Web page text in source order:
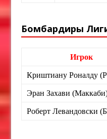
Бомбардиры
Игрок
Криштиану Роналду
Эран Захави
Роберт Левандовски